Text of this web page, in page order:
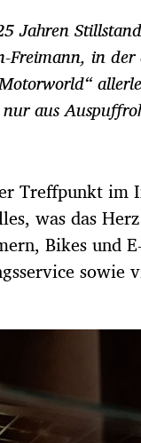
Jahren
Freimann, in
aus
Treffpunkt im
was das
Bikes und
sowie